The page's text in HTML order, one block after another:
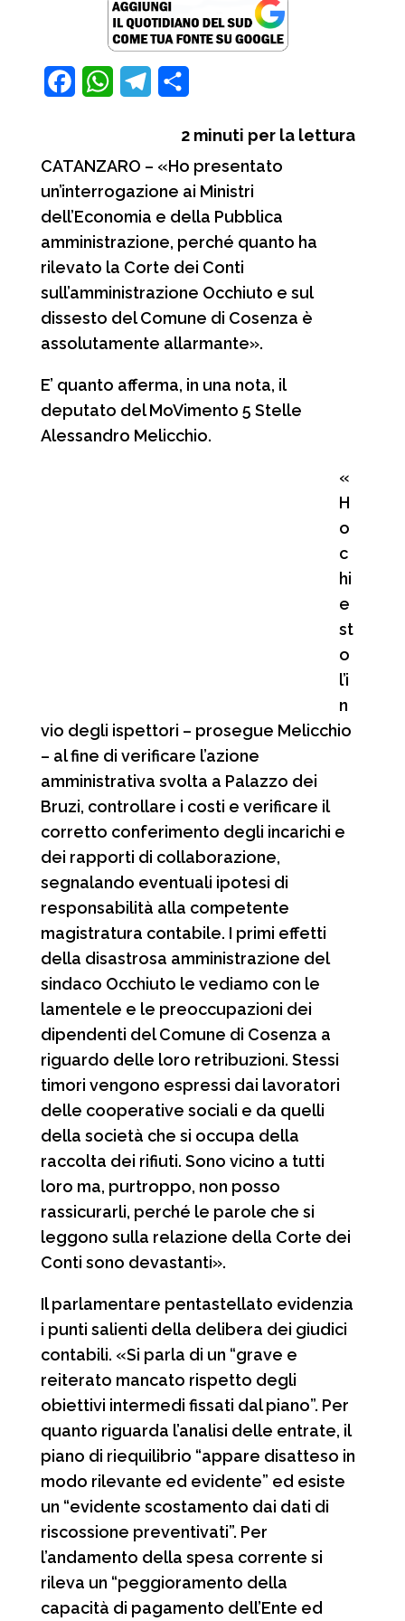
font
size.
e
o
o
k
W
t
s
p
p
e
a
m
n
d
i
d
i
2 minuti per la lettura
CATANZARO – «Ho presentato
un’interrogazione ai Ministri
dell’Economia e della Pubblica
amministrazione, perché quanto ha
rilevato la Corte dei Conti
sull’amministrazione Occhiuto e sul
dissesto del Comune di Cosenza è
assolutamente allarmante».
E’ quanto afferma, in una nota, il
deputato del MoVimento 5 Stelle
Alessandro Melicchio.
«
H
o
c
hi
e
st
o
l’i
n
vio degli ispettori – prosegue Melicchio
– al fine di verificare l’azione
amministrativa svolta a Palazzo dei
Bruzi, controllare i costi e verificare il
corretto conferimento degli incarichi e
dei rapporti di collaborazione,
segnalando eventuali ipotesi di
responsabilità alla competente
magistratura contabile. I primi effetti
della disastrosa amministrazione del
sindaco Occhiuto le vediamo con le
lamentele e le preoccupazioni dei
dipendenti del Comune di Cosenza a
riguardo delle loro retribuzioni. Stessi
timori vengono espressi dai lavoratori
delle cooperative sociali e da quelli
della società che si occupa della
raccolta dei rifiuti. Sono vicino a tutti
loro ma, purtroppo, non posso
rassicurarli, perché le parole che si
leggono sulla relazione della Corte dei
Conti sono devastanti».
Il parlamentare pentastellato evidenzia
i punti salienti della delibera dei giudici
contabili. «Si parla di un “grave e
reiterato mancato rispetto degli
obiettivi intermedi fissati dal piano”. Per
quanto riguarda l’analisi delle entrate, il
piano di riequilibrio “appare disatteso in
modo rilevante ed evidente” ed esiste
un “evidente scostamento dai dati di
riscossione preventivati”. Per
l’andamento della spesa corrente si
rileva un “peggioramento della
capacità di pagamento dell’Ente ed